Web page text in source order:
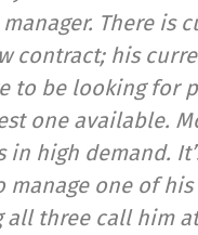
There is
contract; his
to be looking for
one available.
in high demand.
manage one of
three call him